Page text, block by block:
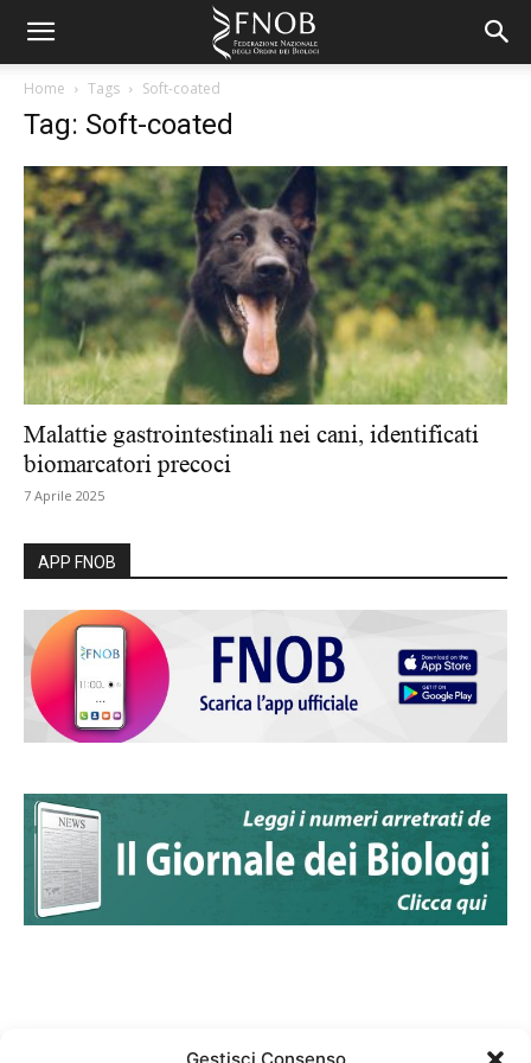
Home Tags Soft-coated
Tag: Soft-coated
Malattie gastrointestinali nei cani, identificati
biomarcatori precoci
7 Aprile 2025
APP FNOB